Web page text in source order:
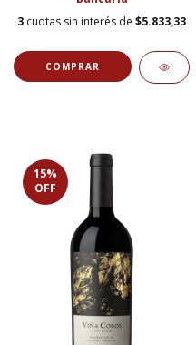
3 cuotas sin interés de $5.833,33
15%
OFF